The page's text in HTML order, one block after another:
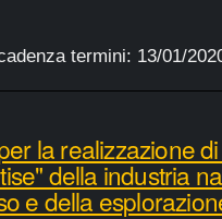
termini: 13/01/
la realizzazione
della industria
e della